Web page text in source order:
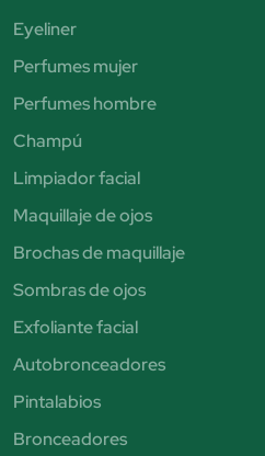
Eyeliner
Perfumes mujer
Perfumes hombre
Champú
Limpiador facial
Maquillaje de ojos
Brochas de maquillaje
Sombras de ojos
Exfoliante facial
Autobronceadores
Pintalabios
Bronceadores